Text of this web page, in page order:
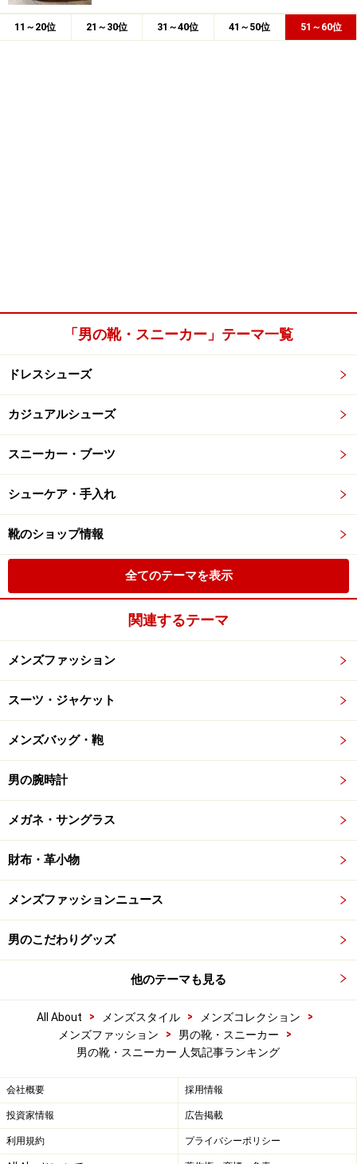
11～20位 21～30位 31～40位 41～50位 51～60位
「男の靴・スニーカー」テーマ一覧
ドレスシューズ
カジュアルシューズ
スニーカー・ブーツ
シューケア・手入れ
靴のショップ情報
全てのテーマを表示
関連するテーマ
メンズファッション
スーツ・ジャケット
メンズバッグ・鞄
男の腕時計
メガネ・サングラス
財布・革小物
メンズファッションニュース
男のこだわりグッズ
他のテーマも見る
All About > メンズスタイル > メンズコレクション
>
メンズファッション
> 男の靴・スニーカー
>
男の靴・スニーカー 人気記事ランキング
会社概要 採用情報
投資家情報 広告掲載
利用規約 プライバシーポリシー